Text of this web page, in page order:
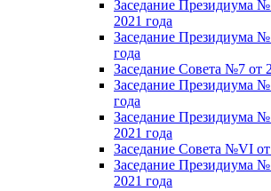
Заседание Президиума
2021 года
Заседание Президиума
года
Заседание Совета №7 от
Заседание Президиума
года
Заседание Президиума
2021 года
Заседание Совета №VI от
Заседание Президиума №
2021 года